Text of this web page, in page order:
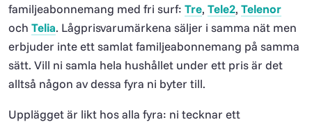
familjeabonnemang med fri surf: Tre, Tele2, Telenor
och Telia. Lågprisvarumärkena säljer i samma nät men
erbjuder inte ett samlat familjeabonnemang på samma
sätt. Vill ni samla hela hushållet under ett pris är det
alltså någon av dessa fyra ni byter till.
Upplägget är likt hos alla fyra: ni tecknar ett